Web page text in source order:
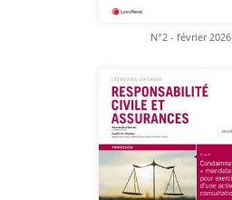
N°2 - février 2026